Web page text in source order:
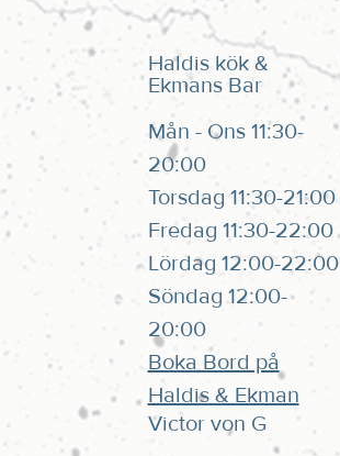
Haldis kök &
Ekmans Bar
Mån - Ons 11:30-
20:00
Torsdag 11:30-21:00
Fredag 11:30-22:00
Lördag 12:00-22:00
Söndag 12:00-
20:00
Boka Bord på
Haldis & Ekman
Victor von G